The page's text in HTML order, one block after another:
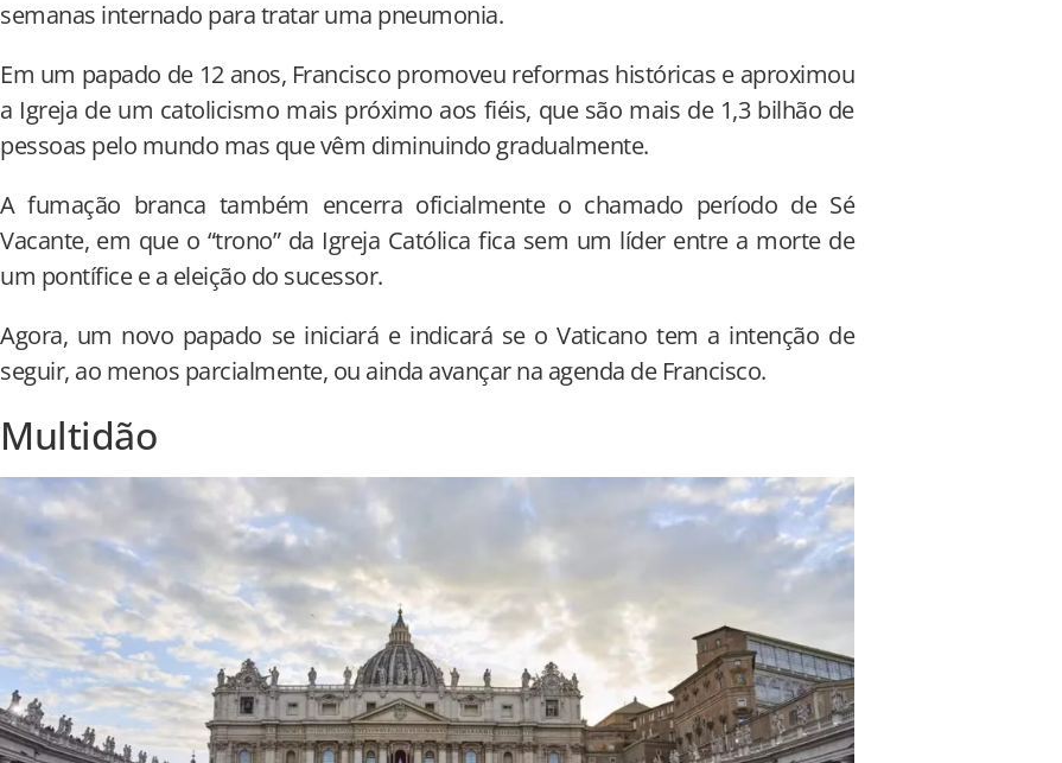
semanas internado para tratar uma pneumonia.
Em um papado de 12 anos, Francisco promoveu reformas históricas e aproximou
a Igreja de um catolicismo mais próximo aos fiéis, que são mais de 1,3 bilhão de
pessoas pelo mundo mas que vêm diminuindo gradualmente.
A fumação branca também encerra oficialmente o chamado período de Sé
Vacante, em que o “trono” da Igreja Católica fica sem um líder entre a morte de
um pontífice e a eleição do sucessor.
Agora, um novo papado se iniciará e indicará se o Vaticano tem a intenção de
seguir, ao menos parcialmente, ou ainda avançar na agenda de Francisco.
Multidão